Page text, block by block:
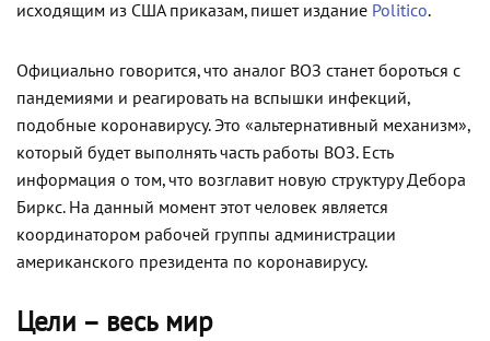
исходящим из США приказам, пишет издание Politico.
Официально говорится, что аналог ВОЗ станет бороться с
пандемиями и реагировать на вспышки инфекций,
подобные коронавирусу. Это «альтернативный механизм»,
который будет выполнять часть работы ВОЗ. Есть
информация о том, что возглавит новую структуру Дебора
Биркс. На данный момент этот человек является
координатором рабочей группы администрации
американского президента по коронавирусу.
Цели – весь мир